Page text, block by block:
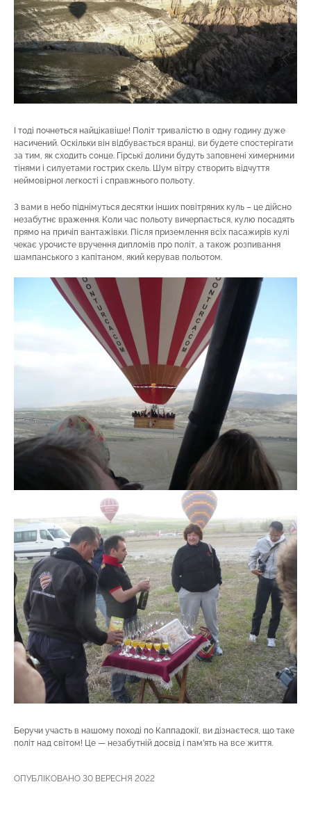
І тоді почнеться найцікавіше! Політ тривалістю в одну годину дуже
насичений. Оскільки він відбувається вранці, ви будете спостерігати
за тим, як сходить сонце. Гірські долини будуть заповнені химерними
тінями і силуетами гострих скель. Шум вітру створить відчуття
неймовірної легкості і справжнього польоту.
З вами в небо піднімуться десятки інших повітряних куль – це дійсно
незабутнє враження. Коли час польоту вичерпається, кулю посадять
прямо на причіп вантажівки. Після приземлення всіх пасажирів кулі
чекає урочисте вручення дипломів про політ, а також розпивання
шампанського з капітаном, який керував польотом.
Беручи участь в нашому поході по Каппадокії, ви дізнаєтеся, що таке
політ над світом! Це — незабутній досвід і пам’ять на все життя.
ОПУБЛІКОВАНО 30 ВЕРЕСНЯ 2022